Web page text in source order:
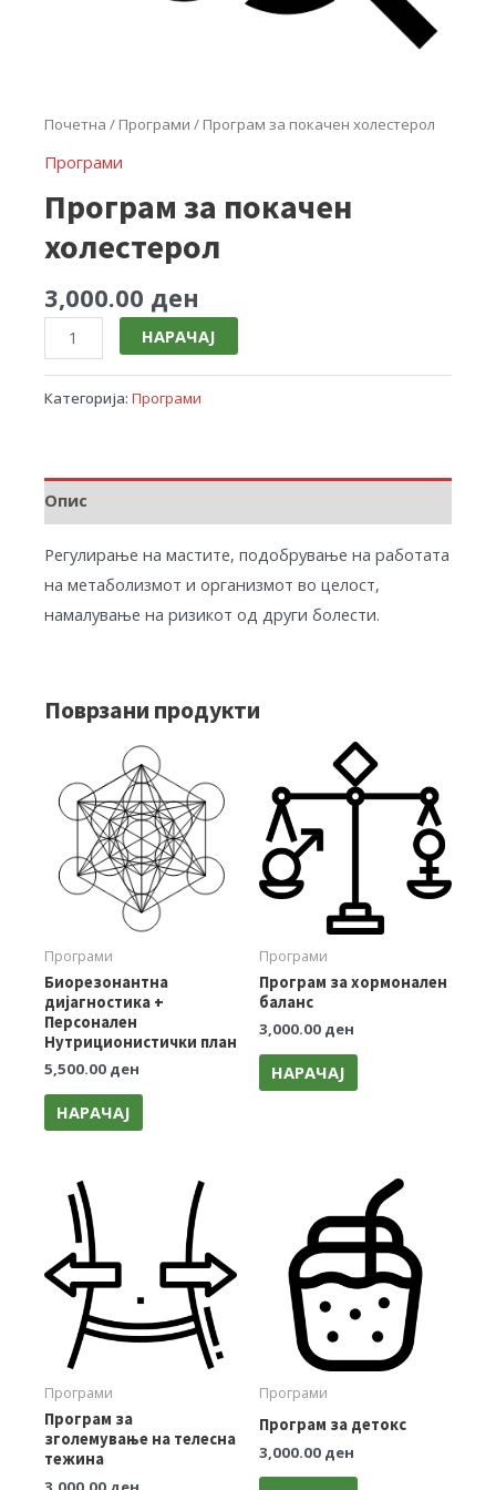
Почетна / Програми / Програм за покачен холестерол
Програми
Програм за покачен
холестерол
3,000.00 ден
НАРАЧАЈ
Категорија: Програми
Опис
Регулирање на мастите, подобрување на работата
на метаболизмот и организмот во целост,
намалување на ризикот од други болести.
Поврзани продукти
Програми
Биорезонантна
дијагностика +
Персонален
Нутриционистички план
5,500.00 ден
НАРАЧАЈ
Програми
Програм за хормонален
баланс
3,000.00 ден
НАРАЧАЈ
Програми
Програм за
зголемување на телесна
тежина
Програми
Програм за детокс
3,000.00 ден